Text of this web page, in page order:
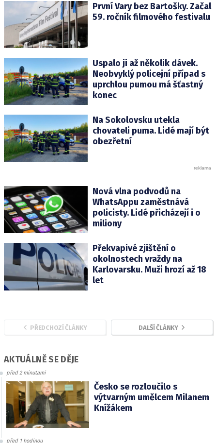
První Vary bez Bartošky. Začal
59. ročník filmového festivalu
Uspalo ji až několik dávek.
Neobvyklý policejní případ s
uprchlou pumou má šťastný
konec
Na Sokolovsku utekla
chovateli puma. Lidé mají být
obezřetní
Nová vlna podvodů na
WhatsAppu zaměstnává
policisty. Lidé přicházejí i o
miliony
Překvapivé zjištění o
okolnostech vraždy na
Karlovarsku. Muži hrozí až 18
let
PŘEDCHOZÍ ČLÁNKY DALŠÍ ČLÁNKY
AKTUÁLNĚ SE DĚJE
před 2 minutami
Česko se rozloučilo s
výtvarným umělcem Milanem
Knížákem
před 1 hodinou